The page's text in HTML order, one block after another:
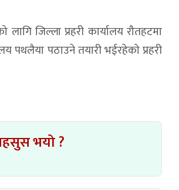
जिल्ला प्रहरी कार्यालय रौतहटमा
पथलैया पठाउने तयारी भईरहेको प्रहरी
भयो ?